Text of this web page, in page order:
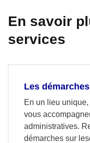
En savoir
services
Les
En un lieu
vous
administratives.
démarches sur